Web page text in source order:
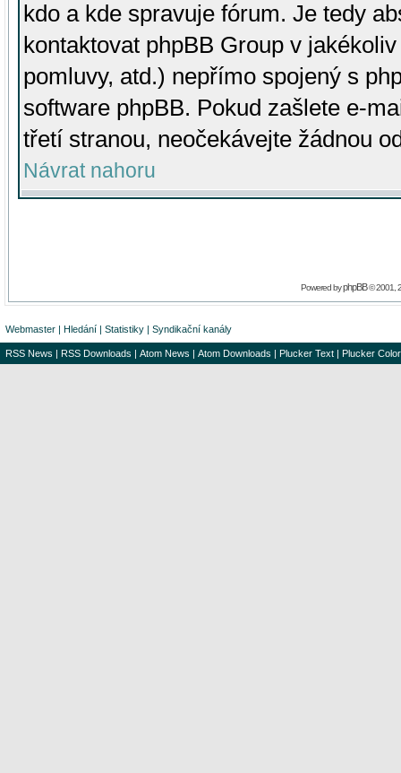
kdo a kde spravuje fórum. Je tedy
kontaktovat phpBB Group v
pomluvy, atd.) nepřímo spojený s
software phpBB. Pokud zašlete e-
třetí stranou, neočekávejte žádnou
Návrat nahoru
Powered byphpBB© 2001,
Webmaster | Hledání | Statistiky | Syndikační kanály
RSS News | RSS Downloads | Atom News | Atom Downloads | Plucker Text | Plucker Color